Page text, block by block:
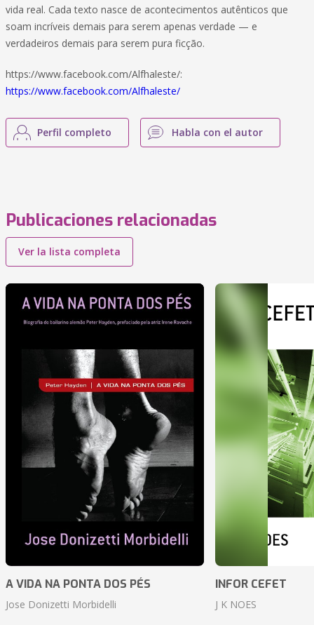
vida real. Cada texto nasce de acontecimentos autênticos que
soam incríveis demais para serem apenas verdade — e
verdadeiros demais para serem pura ficção.
https://www.facebook.com/Alfhaleste/:
https://www.facebook.com/Alfhaleste/
Perfil completo Habla con el autor
Publicaciones relacionadas
Ver la lista completa
A VIDA NA PONTA DOS PÉS
Jose Donizetti Morbidelli
INFOR CEFET
J K NOES